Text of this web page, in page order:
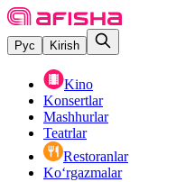
Рус Kirish
Kino
Konsertlar
Mashhurlar
Teatrlar
Restoranlar
Ko‘rgazmalar